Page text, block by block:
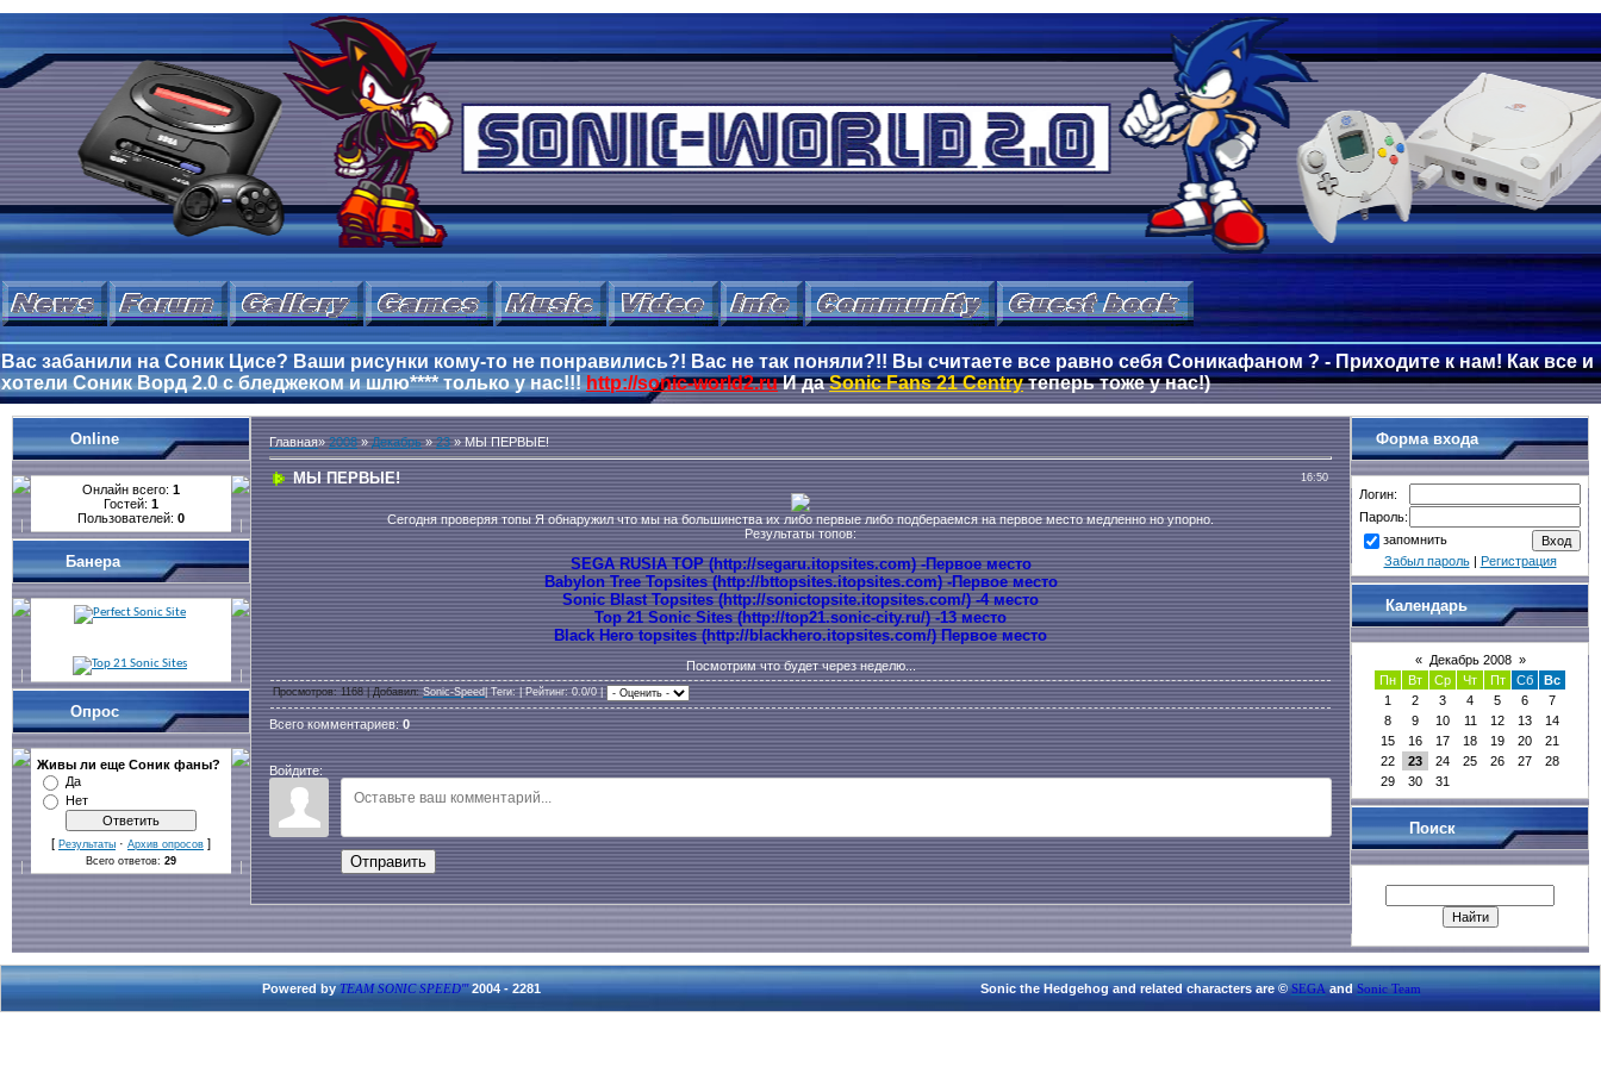
Вас забанили на Соник Цисе? Ваши рисунки кому-то не понравились?! Вас не так поняли?!! Вы считаете все равно себя Соникафаном ? - Приходите к нам! Как все и
хотели Соник Ворд 2.0 с бледжеком и шлю**** только у нас!!!http://sonic-world2.ruИ даSonic Fans 21 Centryтеперь тоже у нас!)
Online
Онлайн всего: 1
Гостей: 1
Пользователей: 0
Банера
Опрос
Живы ли еще Cоник фаны?
Да
Нет
[ Результаты · Архив опросов ]
Всего ответов: 29
Главная»2008 » Декабрь » 23» МЫ ПЕРВЫЕ!
МЫ ПЕРВЫЕ! 16:50
Сегодня проверяя топы Я обнаружил что мы на большинства их либо первые либо подбераемся на первое место медленно но упорно.
Результаты топов:
SEGA RUSIA TOP (http://segaru.itopsites.com) -Первое место
Babylon Tree Topsites (http://bttopsites.itopsites.com) -Первое место
Sonic Blast Topsites (http://sonictopsite.itopsites.com/) -4 место
Top 21 Sonic Sites (http://top21.sonic-city.ru/) -13 место
Black Hero topsites (http://blackhero.itopsites.com/) Первое место
Посмотрим что будет через неделю...
Просмотров: 1168 |Добавил:Sonic-Speed|Теги:|Рейтинг: 0.0/0 |
Всего комментариев:0
Войдите:
Отправить
Форма входа
Логин:
Пароль:
запомнить
Забыл пароль| Регистрация
Календарь
« Декабрь 2008 »
Пн
Вт Ср Чт Пт Сб
Вс
1
2 3 4 5 6
7
8
9 10 11 12 13
14
15
16 17 18 19 20
21
22
23 24 25 26 27
28
29
30 31
Поиск
Powered byTEAM SONIC SPEED'''2004 - 2281 Sonic the Hedgehog and related characters are ©SEGAandSonic Team